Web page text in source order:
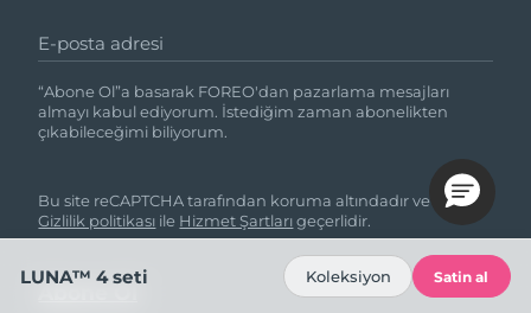
E-posta adresi
“Abone Ol”a basarak FOREO'dan pazarlama mesajları
almayı kabul ediyorum. İstediğim zaman abonelikten
çıkabileceğimi biliyorum.
Bu site reCAPTCHA tarafından koruma altındadır ve Google
Gizlilik politikası ile Hizmet Şartlarıgeçerlidir.
LUNA™ 4 seti Koleksiyon Satin al